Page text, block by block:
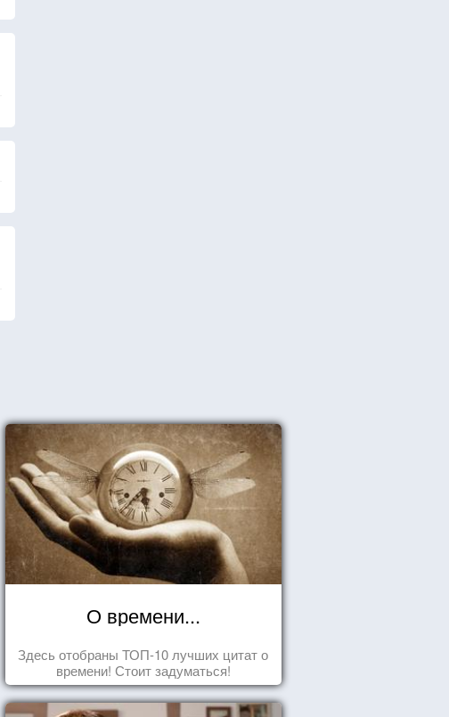
О времени...
Здесь отобраны ТОП-10 лучших цитат о
времени! Стоит задуматься!